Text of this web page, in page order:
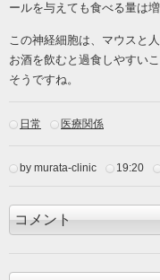
ールを与えても食べる量は
この神経細胞は、マウスと
お酒を飲むと過食しやすい
そうですね。
日常 医療関係
by murata-clinic 19:20
コメント